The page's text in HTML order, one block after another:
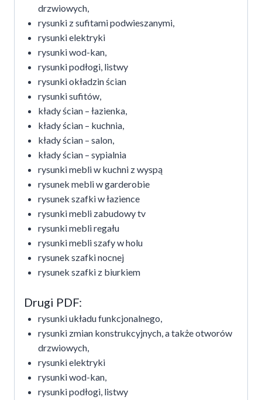
drzwiowych,
rysunki z sufitami podwieszanymi,
rysunki elektryki
rysunki wod-kan,
rysunki podłogi, listwy
rysunki okładzin ścian
rysunki sufitów,
kłady ścian – łazienka,
kłady ścian – kuchnia,
kłady ścian – salon,
kłady ścian – sypialnia
rysunki mebli w kuchni z wyspą
rysunek mebli w garderobie
rysunek szafki w łazience
rysunki mebli zabudowy tv
rysunki mebli regału
rysunki mebli szafy w holu
rysunek szafki nocnej
rysunek szafki z biurkiem
Drugi PDF:
rysunki układu funkcjonalnego,
rysunki zmian konstrukcyjnych, a także otworów
drzwiowych,
rysunki elektryki
rysunki wod-kan,
rysunki podłogi, listwy